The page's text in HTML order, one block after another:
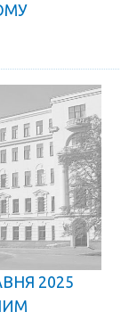
2025